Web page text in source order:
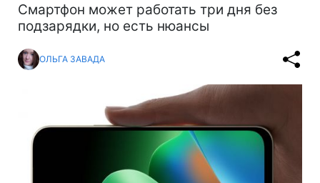
Смартфон может работать три дня без
подзарядки, но есть нюансы
ОЛЬГА ЗАВАДА